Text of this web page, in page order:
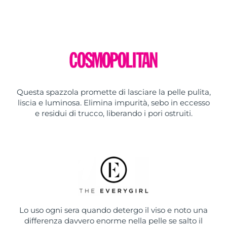
Questa spazzola promette di lasciare la pelle pulita,
liscia e luminosa. Elimina impurità, sebo in eccesso
e residui di trucco, liberando i pori ostruiti.
Lo uso ogni sera quando detergo il viso e noto una
differenza davvero enorme nella pelle se salto il